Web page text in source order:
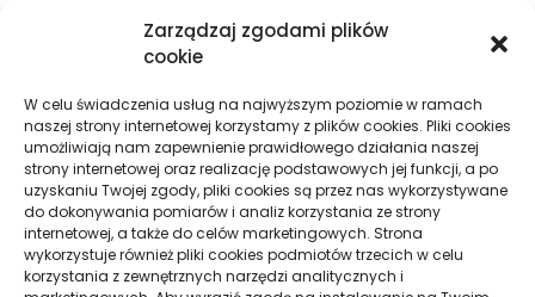
Zarządzaj zgodami plików
cookie
W celu świadczenia usług na najwyższym poziomie w ramach
naszej strony internetowej korzystamy z plików cookies. Pliki cookies
umożliwiają nam zapewnienie prawidłowego działania naszej
strony internetowej oraz realizację podstawowych jej funkcji, a po
uzyskaniu Twojej zgody, pliki cookies są przez nas wykorzystywane
do dokonywania pomiarów i analiz korzystania ze strony
internetowej, a także do celów marketingowych. Strona
wykorzystuje również pliki cookies podmiotów trzecich w celu
korzystania z zewnętrznych narzędzi analitycznych i
TWORZENIE WITRYN INTERNETOWYCH - WARTO O
Oceniono
5.00na 5
DEZYNFEKCJA OZONOWA RĄK ORAZ
POWIERZCHNI
RÓŻNICA MIĘDZY KLINIKĄ A SZPITALEM